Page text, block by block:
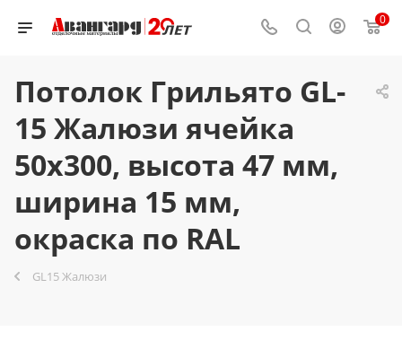
0
Потолок Грильято GL-
15 Жалюзи ячейка
50x300, высота 47 мм,
ширина 15 мм,
окраска по RAL
GL15 Жалюзи